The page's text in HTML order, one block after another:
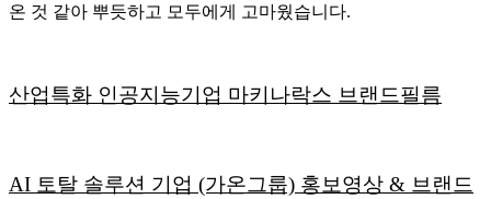
온 것 같아 뿌듯하고 모두에게 고마웠습니다.
산업특화 인공지능기업 마키나락스 브랜드필름
AI 토탈 솔루션 기업 (가온그룹) 홍보영상 & 브랜드